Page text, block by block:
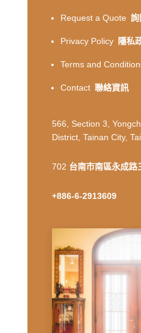
Request a Quote 詢
Privacy Policy 隱私
Terms and
Contact 聯絡資訊
566, Section 3,
District, Tainan City,
702 台南市南區永成路
+886-6-2913609